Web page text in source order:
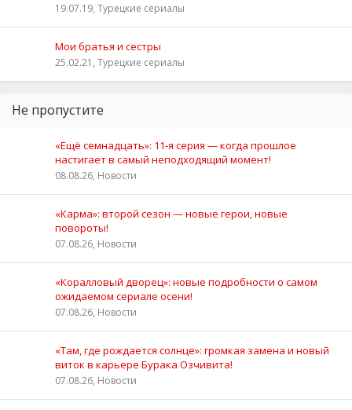
19.07.19, Турецкие сериалы
Мои братья и сестры
25.02.21, Турецкие сериалы
Не пропустите
«Ещё семнадцать»: 11‑я серия — когда прошлое
настигает в самый неподходящий момент!
08.08.26, Новости
«Карма»: второй сезон — новые герои, новые
повороты!
07.08.26, Новости
«Коралловый дворец»: новые подробности о самом
ожидаемом сериале осени!
07.08.26, Новости
«Там, где рождается солнце»: громкая замена и новый
виток в карьере Бурака Озчивита!
07.08.26, Новости